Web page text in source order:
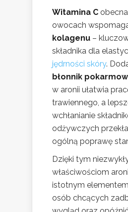
Witamina C
owocach
kolagenu –
składnika dla
jędrności skóry.
błonnik
w aronii ułatwia
trawiennego, a
wchłanianie
odżywczych
ogólną poprawę
Dzięki tym
właściwościom
istotnym
osób chcących